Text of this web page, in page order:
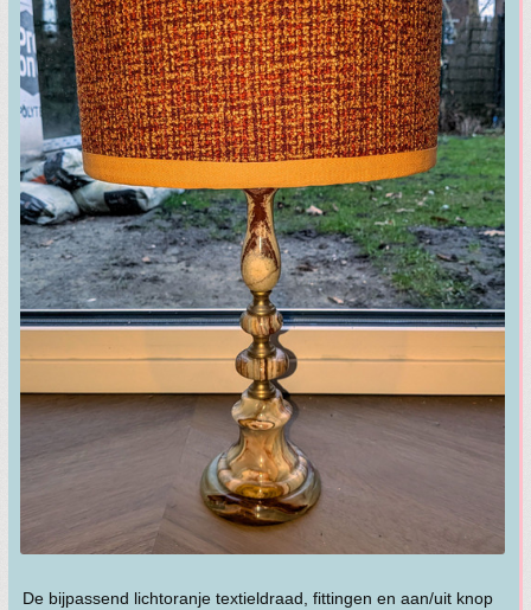
De bijpassend lichtoranje textieldraad, fittingen en aan/uit knop